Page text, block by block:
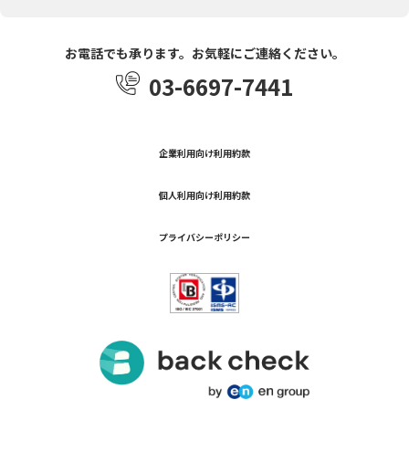
お電話でも承ります。お気軽にご連絡ください。
03-6697-7441
企業利用向け利用約款
個人利用向け利用約款
プライバシーポリシー